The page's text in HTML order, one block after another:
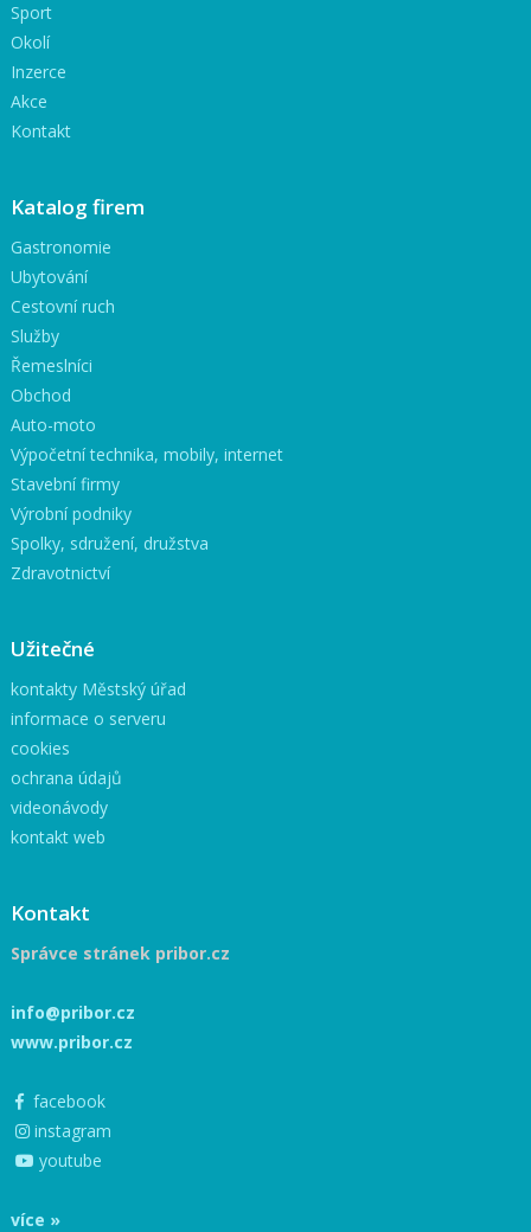
Sport
Okolí
Inzerce
Akce
Kontakt
Katalog firem
Gastronomie
Ubytování
Cestovní ruch
Služby
Řemeslníci
Obchod
Auto-moto
Výpočetní technika, mobily, internet
Stavební firmy
Výrobní podniky
Spolky, sdružení, družstva
Zdravotnictví
Užitečné
kontakty Městský úřad
informace o serveru
cookies
ochrana údajů
videonávody
kontakt web
Kontakt
Správce stránek pribor.cz
info@pribor.cz
www.pribor.cz
facebook
instagram
youtube
více »